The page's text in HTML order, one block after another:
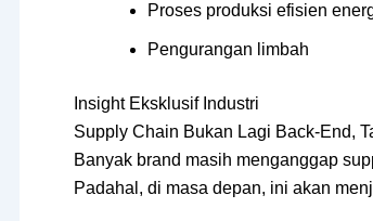
Proses produksi efisien
Pengurangan limbah
Insight Eksklusif Industri
Supply Chain Bukan Lagi Back-End,
Banyak brand masih menganggap
Padahal, di masa depan, ini akan